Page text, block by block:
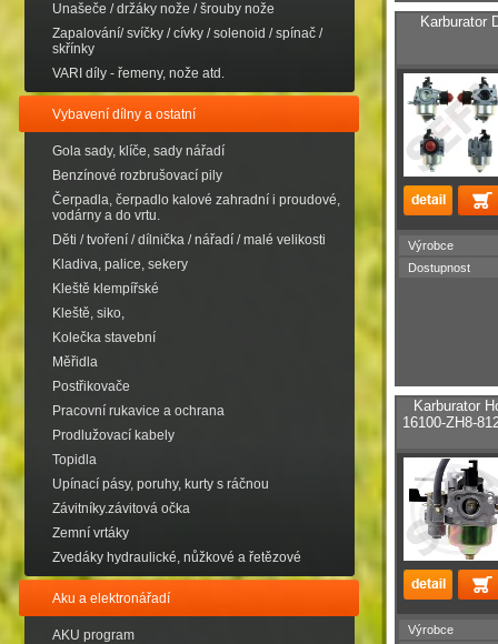
Unašeče / držáky nože / šrouby nože
Zapalování/ svíčky / cívky / solenoid / spínač /
skřínky
VARI díly - řemeny, nože atd.
Vybavení dílny a ostatní
Gola sady, klíče, sady nářadí
Benzínové rozbrušovací pily
Čerpadla, čerpadlo kalové zahradní i proudové,
vodárny a do vrtu.
Děti / tvoření / dílnička / nářadí / malé velikosti
Kladiva, palice, sekery
Kleště klempířské
Kleště, siko,
Kolečka stavební
Měřidla
Postřikovače
Pracovní rukavice a ochrana
Prodlužovací kabely
Topidla
Upínací pásy, poruhy, kurty s ráčnou
Závitníky.závitová očka
Zemní vrtáky
Zvedáky hydraulické, nůžkové a řetězové
Aku a elektronářadí
AKU program
Karburator
Výrobce
Dostupnost
Karburator
16100-ZH8-
Výrobce